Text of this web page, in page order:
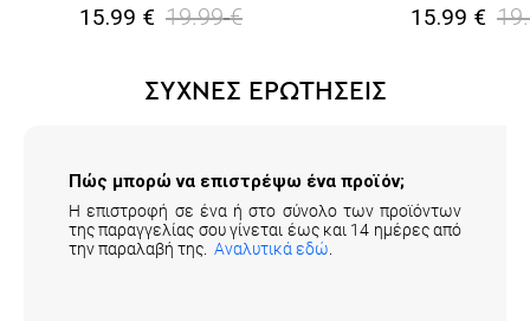
15.99 € 19.99 € 15.99 €
ΣΥΧΝΕΣ ΕΡΩΤΗΣΕΙΣ
Πώς μπορώ να επιστρέψω ένα προϊόν;
Η επιστροφή σε ένα ή στο σύνολο των προϊόντων
της παραγγελίας σου γίνεται έως και 14 ημέρες από
την παραλαβή της. Αναλυτικά εδώ